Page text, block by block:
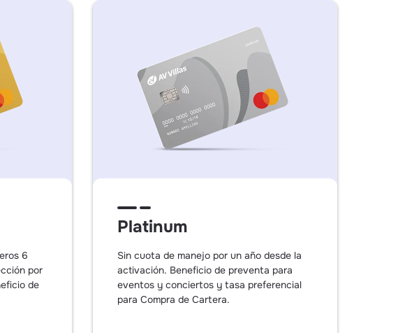
6
por
de
Platinum
Sin cuota de manejo por un año desde la
activación. Beneficio de preventa para
eventos y conciertos y tasa preferencial
para Compra de Cartera.